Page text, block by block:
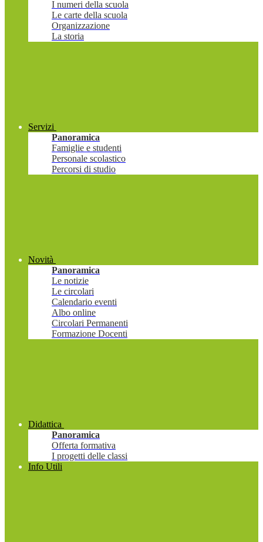
I numeri della scuola
Le carte della scuola
Organizzazione
La storia
Servizi
Panoramica
Famiglie e studenti
Personale scolastico
Percorsi di studio
Novità
Panoramica
Le notizie
Le circolari
Calendario eventi
Albo online
Circolari Permanenti
Formazione Docenti
Didattica
Panoramica
Offerta formativa
I progetti delle classi
Info Utili